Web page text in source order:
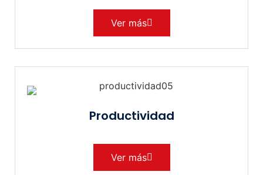
Ver más
Productividad
Ver más